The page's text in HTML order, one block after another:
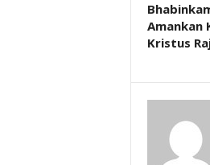
Amankan
Kristus